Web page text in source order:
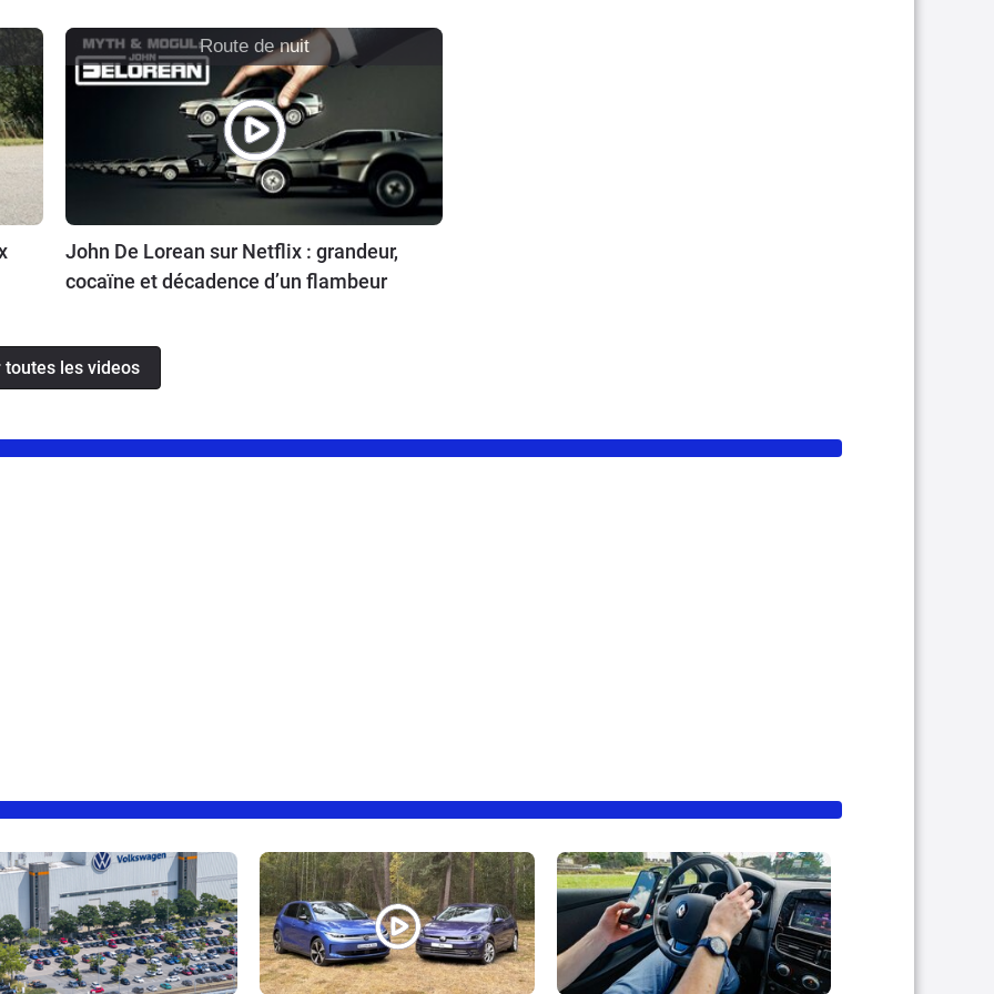
Route de nuit
John De Lorean sur Netflix : grandeur,
cocaïne et décadence d’un flambeur
toutes les videos